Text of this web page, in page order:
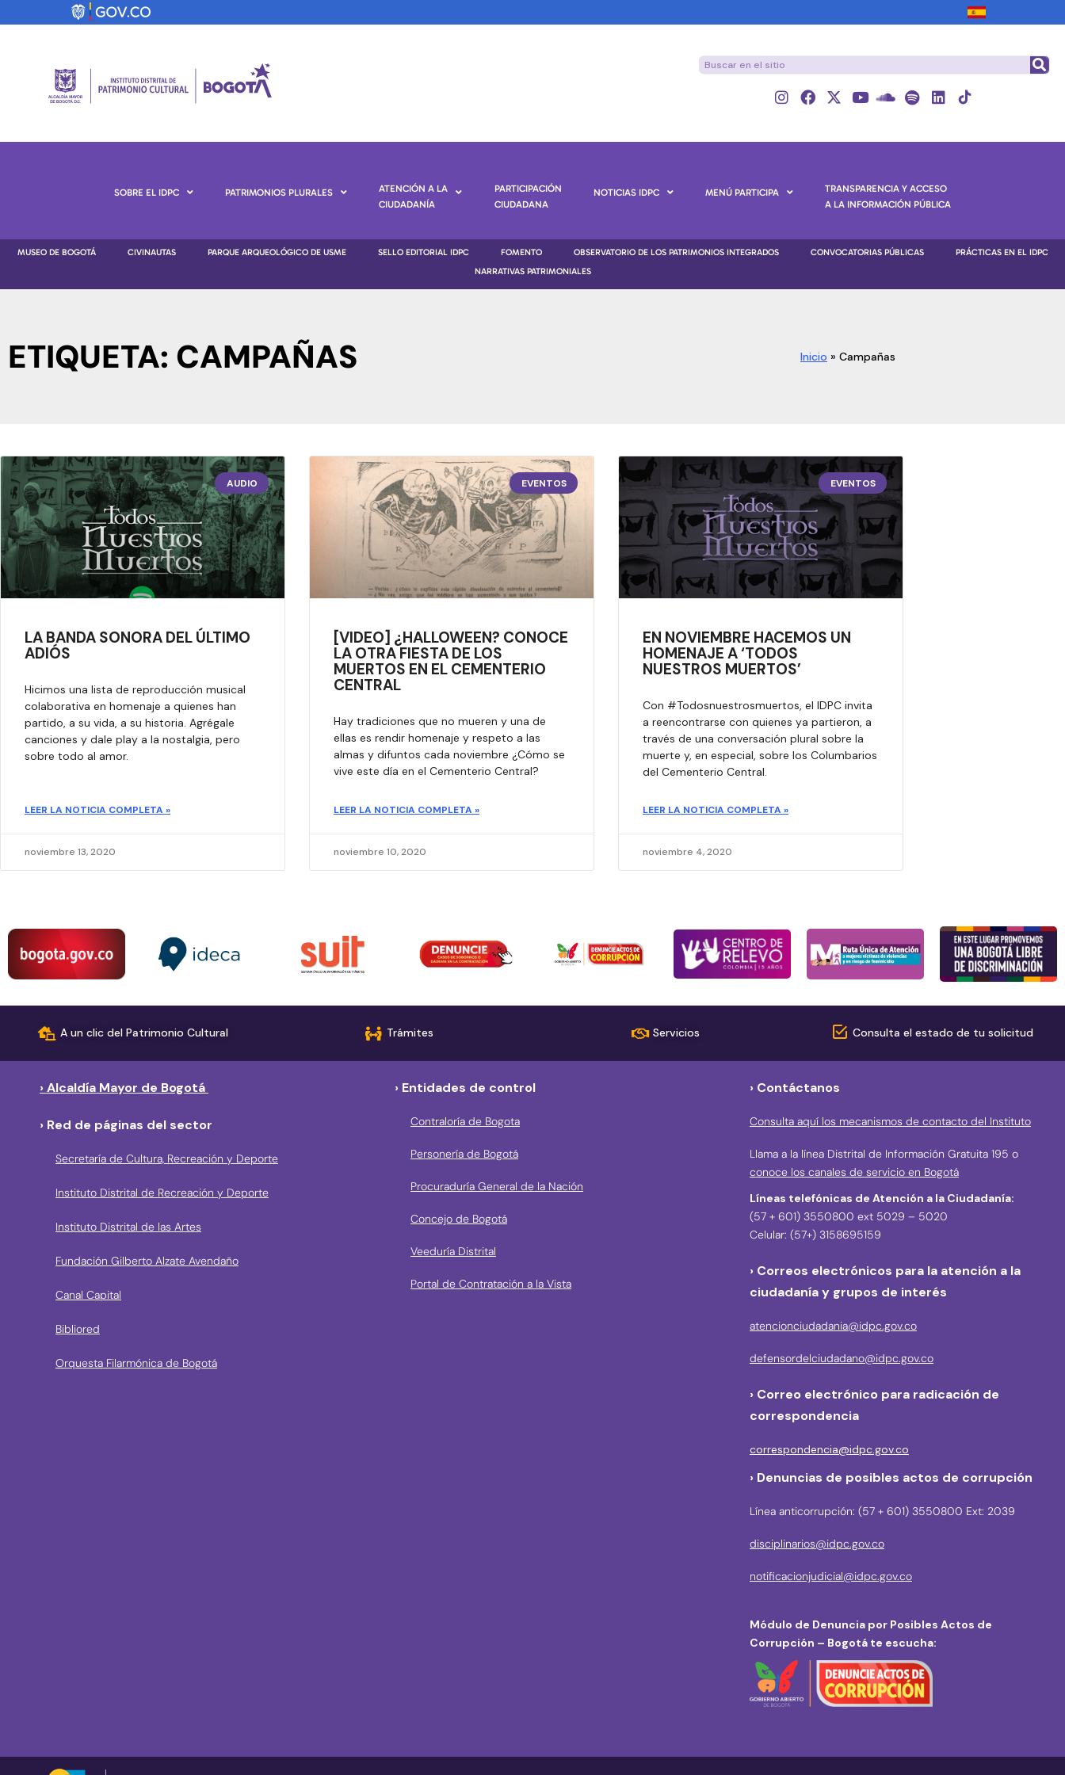
SOBRE EL IDPC PATRIMONIOS PLURALES
ATENCIÓN A LA
CIUDADANÍA
PARTICIPACIÓN
CIUDADANA
NOTICIAS IDPC MENÚ PARTICIPA
TRANSPARENCIA Y ACCESO
A LA INFORMACIÓN PÚBLICA
MUSEO DE BOGOTÁ CIVINAUTAS PARQUE ARQUEOLÓGICO DE USME SELLO EDITORIAL IDPC FOMENTO OBSERVATORIO DE LOS PATRIMONIOS INTEGRADOS CONVOCATORIAS PÚBLICAS
PRÁCTICAS EN EL IDPC
NARRATIVAS PATRIMONIALES
ETIQUETA: CAMPAÑAS Inicio » Campañas
AUDIO
LA BANDA SONORA DEL ÚLTIMO
ADIÓS
Hicimos una lista de reproducción musical
colaborativa en homenaje a quienes han
partido, a su vida, a su historia. Agrégale
canciones y dale play a la nostalgia, pero
sobre todo al amor.​
LEER LA NOTICIA COMPLETA »
noviembre 13, 2020
EVENTOS
[VIDEO] ¿HALLOWEEN? CONOCE
LA OTRA FIESTA DE LOS
MUERTOS EN EL CEMENTERIO
CENTRAL
Hay tradiciones que no mueren y una de
ellas es rendir homenaje y respeto a las
almas y difuntos cada noviembre ¿Cómo se
vive este día en el Cementerio Central?​
LEER LA NOTICIA COMPLETA »
noviembre 10, 2020
EVENTOS
EN NOVIEMBRE HACEMOS UN
HOMENAJE A ‘TODOS
NUESTROS MUERTOS’
Con #Todosnuestrosmuertos, el IDPC invita
a reencontrarse con quienes ya partieron, a
través de una conversación plural sobre la
muerte y, en especial, sobre los Columbarios
del Cementerio Central.
LEER LA NOTICIA COMPLETA »
noviembre 4, 2020
A un clic del Patrimonio Cultural Trámites Servicios Consulta el estado de tu solicitud
› Alcaldía Mayor de Bogotá
› Red de páginas del sector
Secretaría de Cultura, Recreación y Deporte
Instituto Distrital de Recreación y Deporte
Instituto Distrital de las Artes
Fundación Gilberto Alzate Avendaño
Canal Capital
Bibliored
Orquesta Filarmónica de Bogotá
› Entidades de control
Contraloría de Bogota
Personería de Bogotá
Procuraduría General de la Nación
Concejo de Bogotá
Veeduría Distrital
Portal de Contratación a la Vista
› Contáctanos
Consulta aquí los mecanismos de contacto del Instituto
Llama a la línea Distrital de Información Gratuita 195 o
conoce los canales de servicio en Bogotá
Líneas telefónicas de Atención a la Ciudadanía:
(57 + 601) 3550800 ext 5029 – 5020
Celular: (57+) 3158695159
› Correos electrónicos para la atención a la
ciudadanía y grupos de interés
atencionciudadania@idpc.gov.co
defensordelciudadano@idpc.gov.co
› Correo electrónico para radicación de
correspondencia
correspondencia@idpc.gov.co
› Denuncias de posibles actos de corrupción
Línea anticorrupción: (57 + 601) 3550800 Ext: 2039
disciplinarios@idpc.gov.co
notificacionjudicial@idpc.gov.co
Módulo de Denuncia por Posibles Actos de
Corrupción – Bogotá te escucha: